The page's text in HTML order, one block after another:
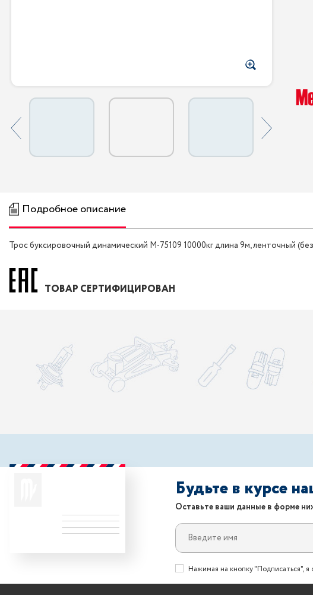
Подробное описание
Трос буксировочный динамический M-75109 10000кг длина 9м, ленточный
ТОВАР СЕРТИФИЦИРОВАН
Будьте в курсе
Оставьте ваши данные в форме
Нажимая на кнопку "Подписаться", я